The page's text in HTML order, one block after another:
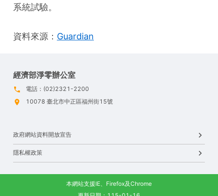
系統試驗。
資料來源： Guardian
經濟部淨零辦公室
電話：(02)2321-2200
10078 臺北市中正區福州街15號
政府網站資料開放宣告
隱私權政策
本網站支援IE、Firefox及Chrome